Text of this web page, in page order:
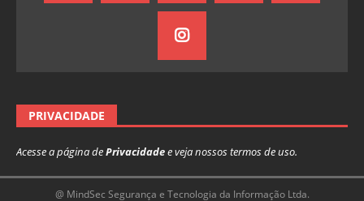
PRIVACIDADE
Acesse a página dePrivacidadee veja nossos termos de uso.
@ MindSec Segurança e Tecnologia da Informação Ltda.